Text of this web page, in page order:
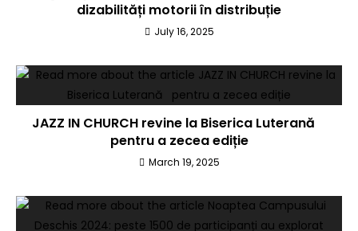
dizabilități motorii în distribuție
July 16, 2025
JAZZ IN CHURCH revine la Biserica Luterană
pentru a zecea ediție
March 19, 2025